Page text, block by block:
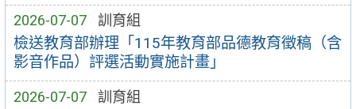
2026-07-07 訓育組
檢送教育部辦理「115年教育部品德教育徵稿（含
影音作品）評選活動實施計畫」
2026-07-07 訓育組